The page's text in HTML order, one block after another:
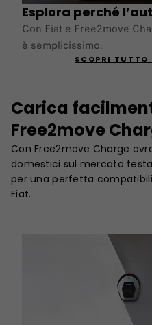
Esplora perché
Con Fiat e Free2move
è semplicissimo.
SCOPRI TUTTO
Carica
Free2move
Con Free2move Charge
domestici sul mercato
per una perfetta
Fiat.